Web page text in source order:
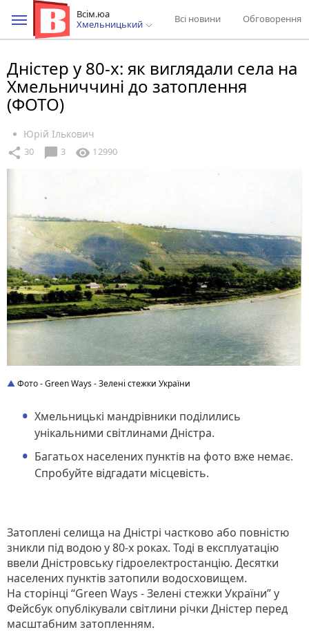
Всім.юа
Хмельницький
Всі новини Обговорення
Дністер у 80-х: як виглядали села на
Хмельниччині до затоплення
(ФОТО)
Юрій Ількович
share 30 chat_bubble 3 visibility 12990
Фото - Green Ways - Зелені стежки України
Хмельницькі мандрівники поділились
унікальними світлинами Дністра.
Багатьох населених пунктів на фото вже немає.
Спробуйте відгадати місцевість.
Затоплені селища на Дністрі частково або повністю
зникли під водою у 80-х роках. Тоді в експлуатацію
ввели Дністровську гідроелектростанцію. Десятки
населених пунктів затопили водосховищем.
На сторінці “Green Ways - Зелені стежки України” у
Фейсбук опублікували світлини річки Дністер перед
масштабним затопленням.